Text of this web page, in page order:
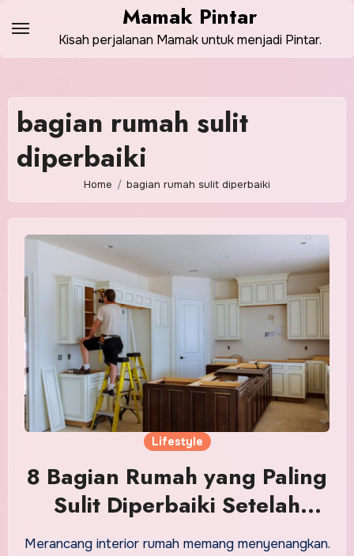
content
Mamak Pintar
Kisah perjalanan Mamak untuk menjadi Pintar.
bagian rumah sulit
diperbaiki
Home bagian rumah sulit diperbaiki
Lifestyle
8 Bagian Rumah yang Paling
Sulit Diperbaiki Setelah
Interior Selesai Dipasang
Merancang interior rumah memang menyenangkan.